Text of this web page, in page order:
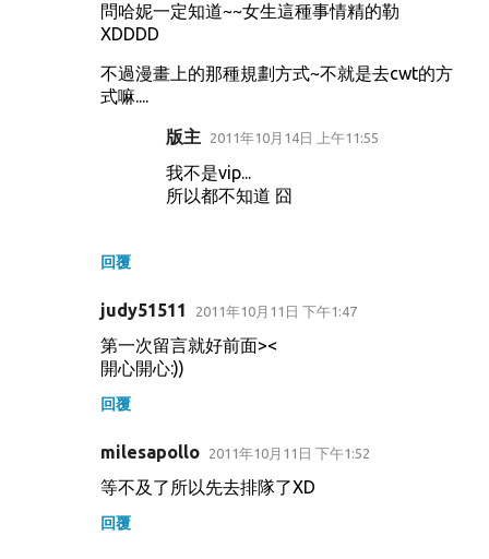
問哈妮一定知道~~女生這種事情精的勒
XDDDD
不過漫畫上的那種規劃方式~不就是去cwt的方
式嘛....
回覆
版主 2011年10月14日 上午11:55
我不是vip...
所以都不知道 囧
judy51511 2011年10月11日 下午1:47
第一次留言就好前面><
開心開心:))
回覆
milesapollo 2011年10月11日 下午1:52
等不及了所以先去排隊了XD
回覆